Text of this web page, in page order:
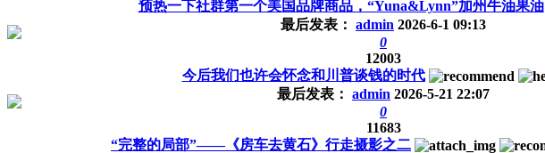
预热一下社群第一个美国品牌商品，“Yuna&Lynn”加州牛油果油
最后发表： admin 2026-6-1 09:13
0
12003
今后我们也许会怀念和川普谈钱的时代
最后发表： admin 2026-5-21 22:07
0
11683
“完整的局部”——《房车去黄石》行走摄影之二